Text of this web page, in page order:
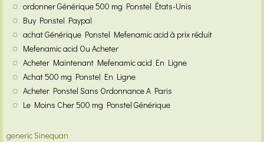
ordonner Générique 500 mg Ponstel États-Unis
Buy Ponstel Paypal
achat Générique Ponstel Mefenamic acid à prix réduit
Mefenamic acid Ou Acheter
Acheter Maintenant Mefenamic acid En Ligne
Achat 500 mg Ponstel En Ligne
Acheter Ponstel Sans Ordonnance A Paris
Le Moins Cher 500 mg Ponstel Générique
generic Sinequan